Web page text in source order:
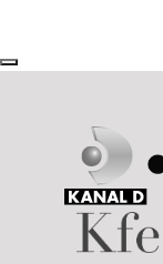
Next
Previous